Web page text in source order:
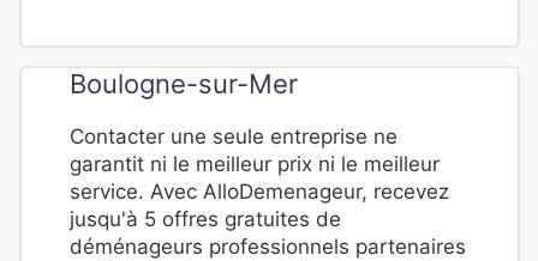
Boulogne-sur-Mer
Contacter une seule entreprise ne
garantit ni le meilleur prix ni le meilleur
service. Avec AlloDemenageur, recevez
jusqu'à 5 offres gratuites de
déménageurs professionnels partenaires